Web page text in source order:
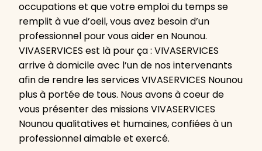
occupations et que votre emploi du temps se
remplit à vue d’oeil, vous avez besoin d’un
professionnel pour vous aider en Nounou.
VIVASERVICES est là pour ça : VIVASERVICES
arrive à domicile avec l’un de nos intervenants
afin de rendre les services VIVASERVICES Nounou
plus à portée de tous. Nous avons à coeur de
vous présenter des missions VIVASERVICES
Nounou qualitatives et humaines, confiées à un
professionnel aimable et exercé.